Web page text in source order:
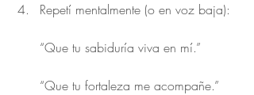
Repetí mentalmente (o en voz baja):
“Que tu sabiduría viva en mí.”
“Que tu fortaleza me acompañe.”